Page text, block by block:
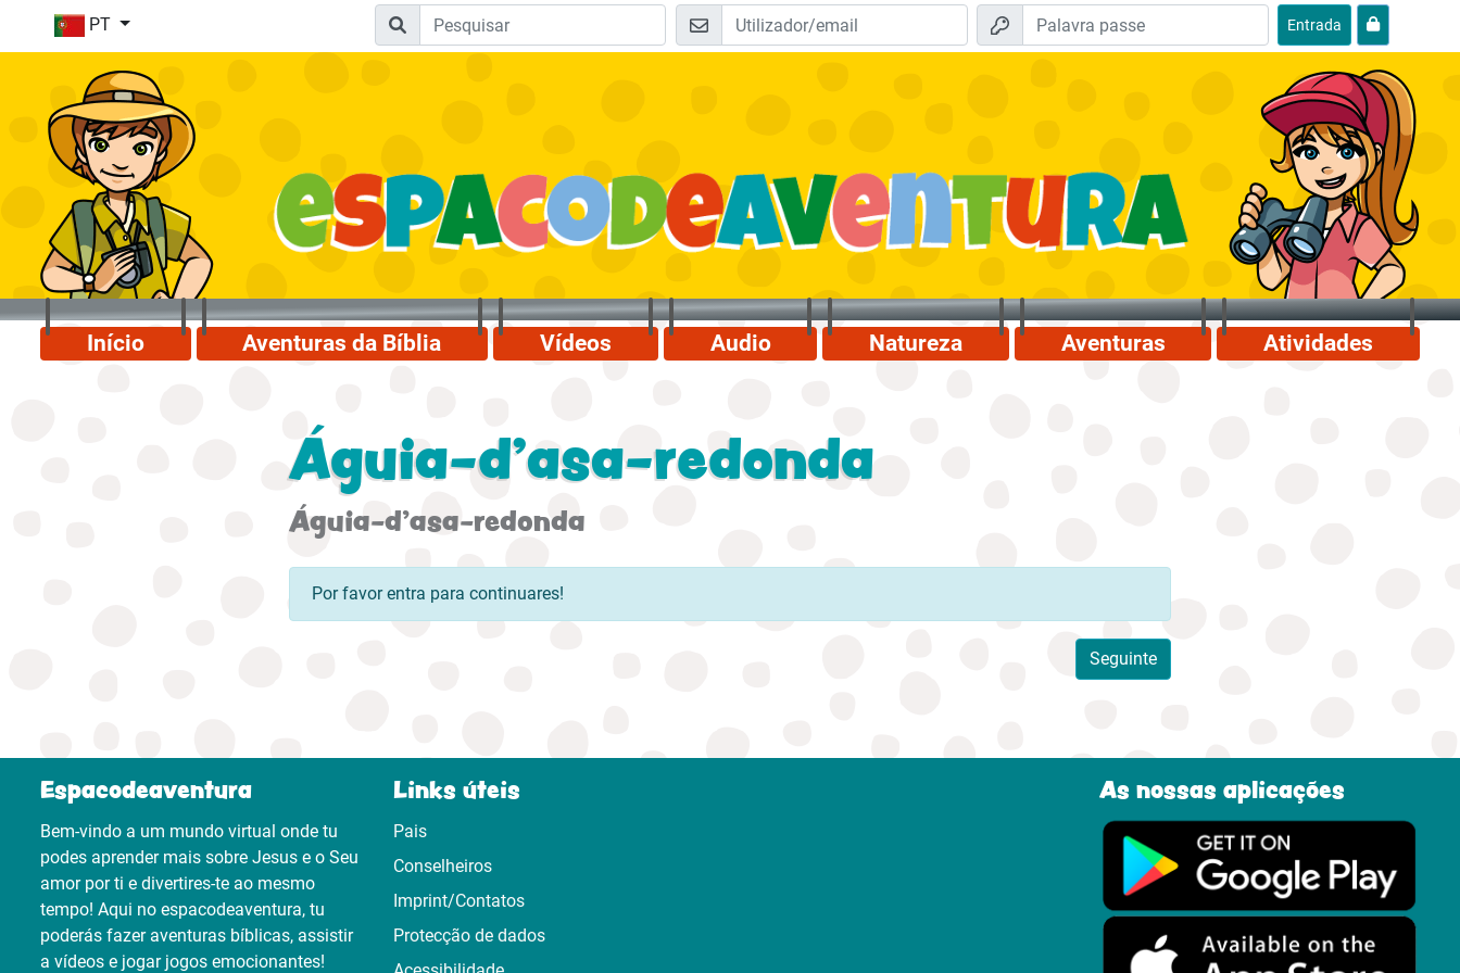
PT Entrada
Início Aventuras da Bíblia Vídeos Audio Natureza Aventuras Atividades
Águia-d'asa-redonda
Águia-d'asa-redonda
Por favor entra para continuares!
Seguinte
Espacodeaventura
Bem-vindo a um mundo virtual onde tu
podes aprender mais sobre Jesus e o Seu
amor por ti e divertires-te ao mesmo
tempo! Aqui no espacodeaventura, tu
poderás fazer aventuras bíblicas, assistir
a vídeos e jogar jogos emocionantes!
Links úteis
Pais
Conselheiros
Imprint/Contatos
Protecção de dados
As nossas aplicações